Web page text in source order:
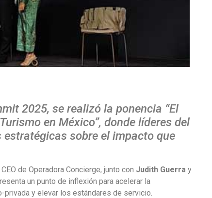
2025, se realizó la ponencia “El
en México”, donde líderes del
sobre el impacto que
CEO de Operadora Concierge, junto con Judith Guerra y
un punto de inflexión para acelerar la
y elevar los estándares de servicio.